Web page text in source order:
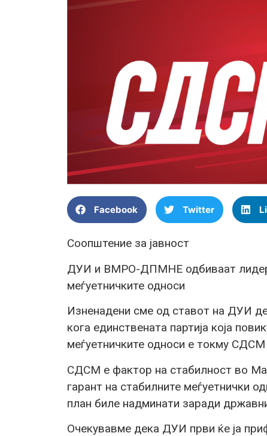
Facebook Twitter
Соопштение за јавност
ДУИ и ВМРО-ДПМНЕ одбиваат
меѓуетничките односи
Изненадени сме од ставот на ДУИ
кога единствената партија која
меѓуетничките односи е токму
СДСМ е фактор на стабилност во
гарант на стабилните меѓуетнички
план биле надминати заради
Очекувавме дека ДУИ први ќе ја